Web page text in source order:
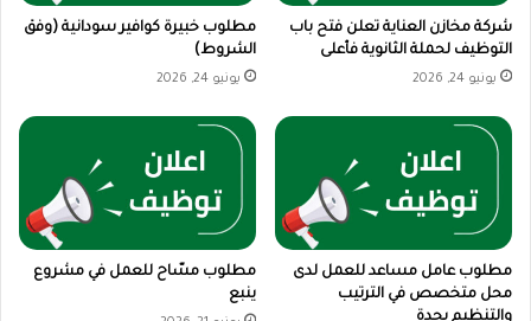
شركة مخازن العناية تعلن فتح باب
التوظيف لحملة الثانوية فأعلى
يونيو 24, 2026
مطلوب خبيرة كوافير سودانية (وفق
الشروط)
يونيو 24, 2026
مطلوب عامل مساعد للعمل لدى
محل متخصص في الترتيب
والتنظيم بجدة
مطلوب مسّاح للعمل في مشروع
ينبع